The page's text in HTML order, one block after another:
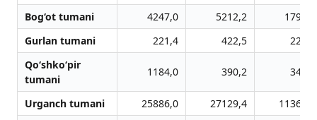
Bog‘ot tumani
4247,0 5212,2
1798,9
Gurlan tumani
221,4 422,5
229,5
Qo‘shko‘pir
tumani
1184,0 390,2 348,5
Urganch tumani 25886,0 27129,4
11366,6